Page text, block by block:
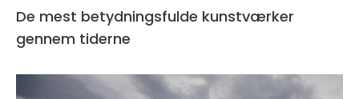
De mest betydningsfulde kunstværker
gennem tiderne